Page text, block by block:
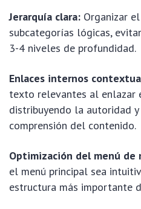
Jerarquía clara: Organizar
subcategorías lógicas,
3-4 niveles de profundidad.
Enlaces internos
texto relevantes al enlazar
distribuyendo la autoridad
comprensión del contenido.
Optimización del menú de
el menú principal sea
estructura más importante